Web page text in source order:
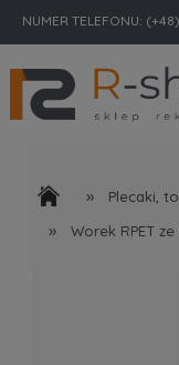
NUMER TELEFONU:
» Plecaki,
» Worek RPET